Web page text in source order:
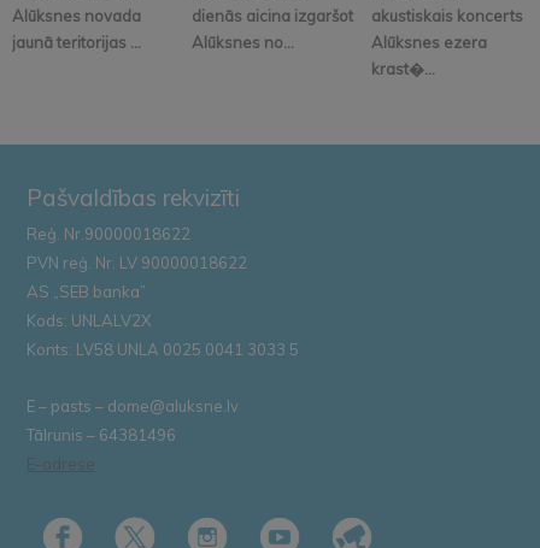
Alūksnes novada
jaunā teritorijas ...
dienās aicina izgaršot
Alūksnes no...
akustiskais koncerts
Alūksnes ezera
krast�...
Pašvaldības rekvizīti
Reģ. Nr.90000018622
PVN reģ. Nr. LV 90000018622
AS „SEB banka”
Kods: UNLALV2X
Konts: LV58 UNLA 0025 0041 3033 5
E – pasts – dome@aluksne.lv
Tālrunis – 64381496
E-adrese